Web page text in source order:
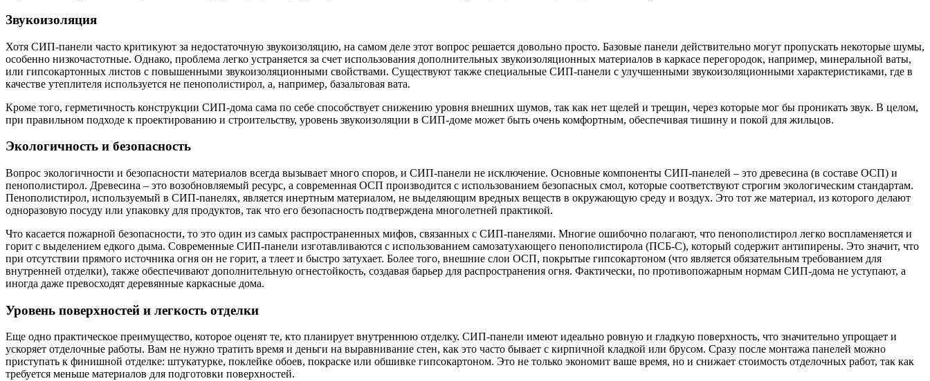
Звукоизоляция
Хотя СИП-панели часто критикуют за недостаточную звукоизоляцию, на самом деле этот вопрос решается довольно просто. Базовые панели действительно могут пропускать некоторые шумы,
особенно низкочастотные. Однако, проблема легко устраняется за счет использования дополнительных звукоизоляционных материалов в каркасе перегородок, например, минеральной ваты,
или гипсокартонных листов с повышенными звукоизоляционными свойствами. Существуют также специальные СИП-панели с улучшенными звукоизоляционными характеристиками, где в
качестве утеплителя используется не пенополистирол, а, например, базальтовая вата.
Кроме того, герметичность конструкции СИП-дома сама по себе способствует снижению уровня внешних шумов, так как нет щелей и трещин, через которые мог бы проникать звук. В целом,
при правильном подходе к проектированию и строительству, уровень звукоизоляции в СИП-доме может быть очень комфортным, обеспечивая тишину и покой для жильцов.
Экологичность и безопасность
Вопрос экологичности и безопасности материалов всегда вызывает много споров, и СИП-панели не исключение. Основные компоненты СИП-панелей – это древесина (в составе ОСП) и
пенополистирол. Древесина – это возобновляемый ресурс, а современная ОСП производится с использованием безопасных смол, которые соответствуют строгим экологическим стандартам.
Пенополистирол, используемый в СИП-панелях, является инертным материалом, не выделяющим вредных веществ в окружающую среду и воздух. Это тот же материал, из которого делают
одноразовую посуду или упаковку для продуктов, так что его безопасность подтверждена многолетней практикой.
Что касается пожарной безопасности, то это один из самых распространенных мифов, связанных с СИП-панелями. Многие ошибочно полагают, что пенополистирол легко воспламеняется и
горит с выделением едкого дыма. Современные СИП-панели изготавливаются с использованием самозатухающего пенополистирола (ПСБ-С), который содержит антипирены. Это значит, что
при отсутствии прямого источника огня он не горит, а тлеет и быстро затухает. Более того, внешние слои ОСП, покрытые гипсокартоном (что является обязательным требованием для
внутренней отделки), также обеспечивают дополнительную огнестойкость, создавая барьер для распространения огня. Фактически, по противопожарным нормам СИП-дома не уступают, а
иногда даже превосходят деревянные каркасные дома.
Уровень поверхностей и легкость отделки
Еще одно практическое преимущество, которое оценят те, кто планирует внутреннюю отделку. СИП-панели имеют идеально ровную и гладкую поверхность, что значительно упрощает и
ускоряет отделочные работы. Вам не нужно тратить время и деньги на выравнивание стен, как это часто бывает с кирпичной кладкой или брусом. Сразу после монтажа панелей можно
приступать к финишной отделке: штукатурке, поклейке обоев, покраске или обшивке гипсокартоном. Это не только экономит ваше время, но и снижает стоимость отделочных работ, так как
требуется меньше материалов для подготовки поверхностей.